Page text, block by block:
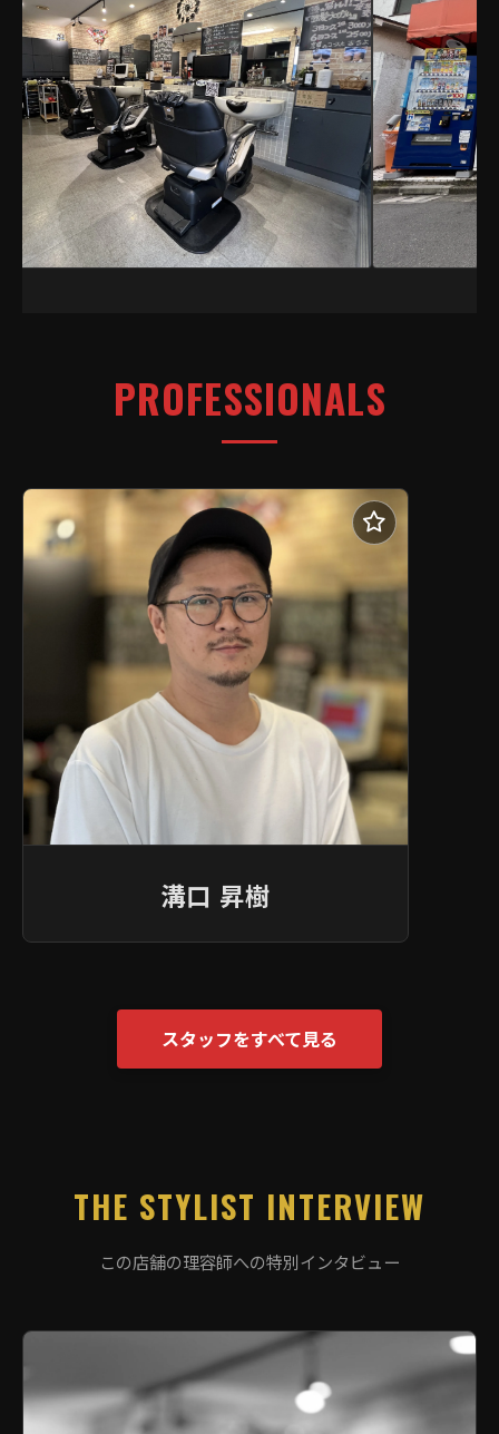
PROFESSIONALS
溝口 昇樹
スタッフをすべて見る
THE STYLIST INTERVIEW
この店舗の理容師への特別インタビュー